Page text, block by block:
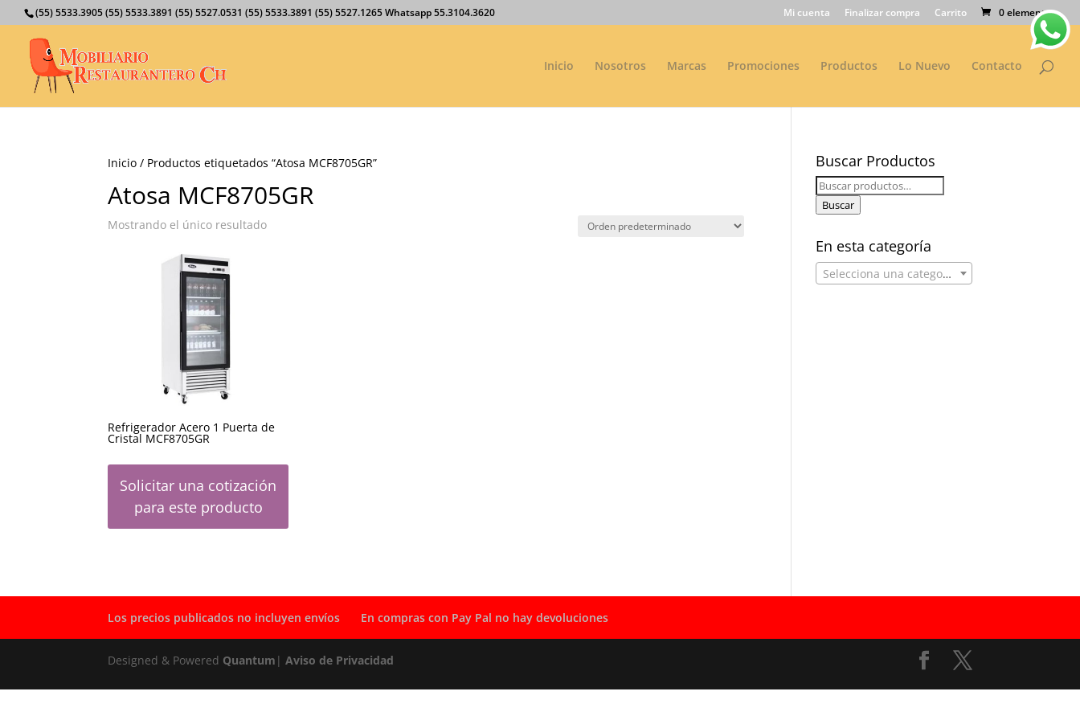
(55) 5533.3905 (55) 5533.3891 (55) 5527.0531 (55) 5533.3891 (55) 5527.1265 Whatsapp 55.3104.3620 Mi cuenta Finalizar compra Carrito 0 elementos
Inicio Nosotros Marcas Promociones Productos Lo Nuevo Contacto
Inicio / Productos etiquetados “Atosa MCF8705GR”
Atosa MCF8705GR
Mostrando el único resultado
Refrigerador Acero 1 Puerta de
Cristal MCF8705GR
Solicitar una cotización
para este producto
Buscar Productos
Buscar
por:
Buscar
En esta categoría
Selecciona una categoría
Los precios publicados no incluyen envíos En compras con Pay Pal no hay devoluciones
Designed & Powered Quantum |Aviso de Privacidad